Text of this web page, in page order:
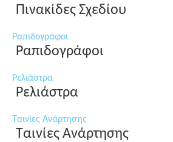
Πινακίδες Σχεδίου
Ραπιδογράφοι
Ραπιδογράφοι
Ρελιάστρα
Ρελιάστρα
Ταινίες Ανάρτησης
Ταινίες Ανάρτησης